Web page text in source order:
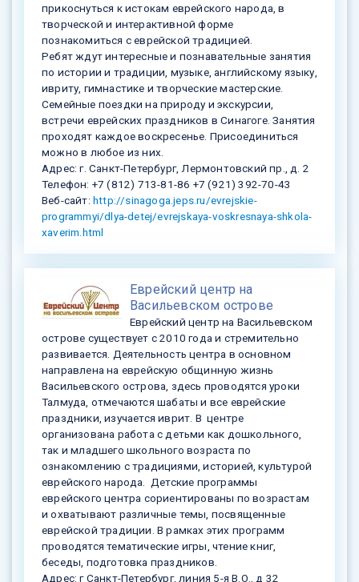
прикоснуться к истокам еврейского народа, в
творческой и интерактивной форме
познакомиться с еврейской традицией.
Ребят ждут интересные и познавательные занятия
по истории и традиции, музыке, английскому языку,
ивриту, гимнастике и творческие мастерские.
Семейные поездки на природу и экскурсии,
встречи еврейских праздников в Синагоге. Занятия
проходят каждое воскресенье. Присоединиться
можно в любое из них.
Адрес: г. Санкт-Петербург, Лермонтовский пр., д. 2
Телефон: +7 (812) 713-81-86 +7 (921) 392-70-43
Веб-сайт: http://sinagoga.jeps.ru/evrejskie-
programmyi/dlya-detej/evrejskaya-voskresnaya-shkola-
xaverim.html
Еврейский центр на
Васильевском острове
Еврейский центр на Васильевском
острове существует с 2010 года и стремительно
развивается. Деятельность центра в основном
направлена на еврейскую общинную жизнь
Васильевского острова, здесь проводятся уроки
Талмуда, отмечаются шабаты и все еврейские
праздники, изучается иврит. В центре
организована работа с детьми как дошкольного,
так и младшего школьного возраста по
ознакомлению с традициями, историей, культурой
еврейского народа. Детские программы
еврейского центра сориентированы по возрастам
и охватывают различные темы, посвященные
еврейской традиции. В рамках этих программ
проводятся тематические игры, чтение книг,
беседы, подготовка праздников.
Адрес: г Санкт-Петербург, линия 5-я В.О., д 32